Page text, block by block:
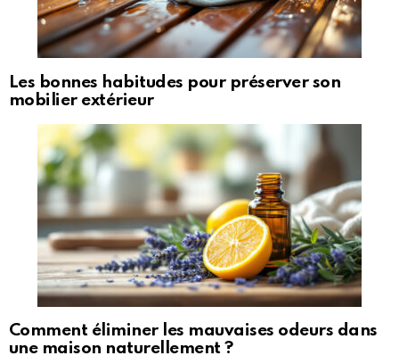
Les bonnes habitudes pour préserver son
mobilier extérieur
Comment éliminer les mauvaises odeurs dans
une maison naturellement ?